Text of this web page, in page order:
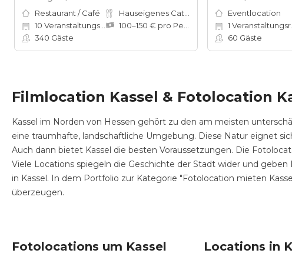
Restaurant / Café
10 Veranstaltungsräume
340 Gäste
Eventlocation
1 Veranstaltungsräume
60 Gäste
Filmlocation Kassel & Fotolocation
Kassel im Norden von Hessen gehört zu den am meisten
eine traumhafte, landschaftliche Umgebung. Diese Natur eignet
Auch dann bietet Kassel die besten Voraussetzungen. Die
Viele Locations spiegeln die Geschichte der Stadt wider und
in Kassel. In dem Portfolio zur Kategorie "Fotolocation mieten
überzeugen.
Fotolocations um Kassel Locations in